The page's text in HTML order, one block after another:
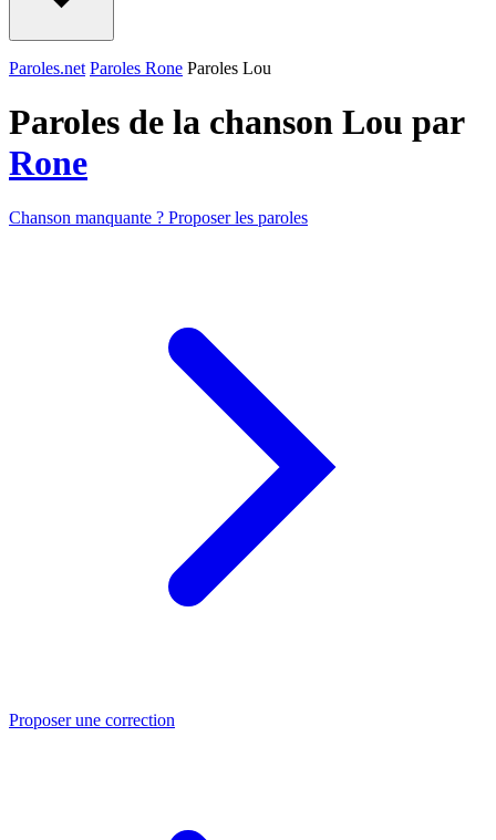
Paroles.net Paroles Rone Paroles Lou
Paroles de la chanson Lou par
Rone
Chanson manquante ? Proposer les paroles
Proposer une correction